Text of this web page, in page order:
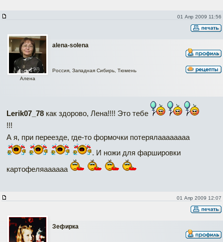
01 Апр 2009 11:56
alena-solena
Алена
Россия, Западная Сибирь, Тюмень
Lerik07_78 как здорово, Лена!!!! Это тебе
!!!
А я, при переезде, где-то формочки потерялаааааааа
. И ножи для фаршировки
картофеляаааааа
01 Апр 2009 12:07
Зефирка